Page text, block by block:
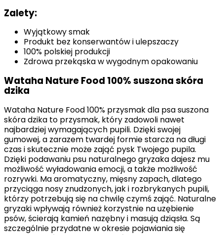
Zalety:
Wyjątkowy smak
Produkt bez konserwantów i ulepszaczy
100% polskiej produkcji
Zdrowa przekąska w wygodnym opakowaniu
Wataha Nature Food 100% suszona skóra
dzika
Wataha Nature Food 100% przysmak dla psa suszona
skóra dzika to przysmak, który zadowoli nawet
najbardziej wymagających pupili. Dzięki swojej
gumowej, a zarazem twardej formie starcza na długi
czas i skutecznie może zająć pysk Twojego pupila.
Dzięki podawaniu psu naturalnego gryzaka dajesz mu
możliwość wyładowania emocji, a także możliwość
rozrywki. Ma aromatyczny, mięsny zapach, dlatego
przyciąga nosy znudzonych, jak i rozbrykanych pupili,
którzy potrzebują się na chwilę czymś zająć. Naturalne
gryzaki wpływają również korzystnie na uzębienie
psów, ścierają kamień nazębny i masują dziąsła. Są
szczególnie przydatne w okresie pojawiania się